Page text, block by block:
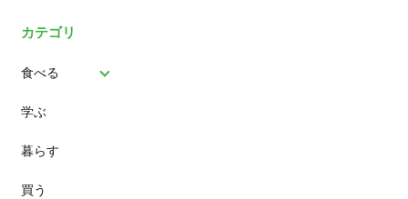
カテゴリ
食べる
パン
スイーツ
ランチ
学ぶ
暮らす
買う